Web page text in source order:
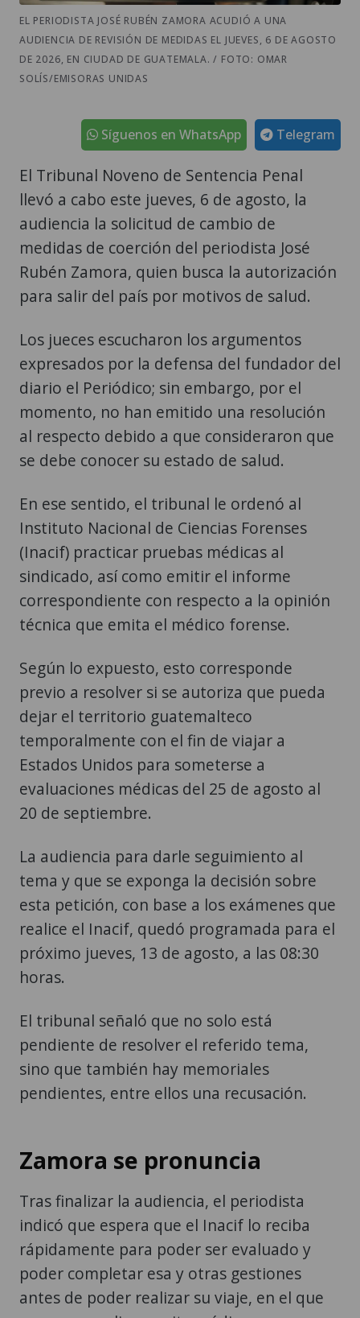
EL PERIODISTA JOSÉ RUBÉN ZAMORA ACUDIÓ A UNA
AUDIENCIA DE REVISIÓN DE MEDIDAS EL JUEVES, 6 DE AGOSTO
DE 2026, EN CIUDAD DE GUATEMALA. / FOTO: OMAR
SOLÍS/EMISORAS UNIDAS
Telegram
Síguenos en WhatsApp
El Tribunal Noveno de Sentencia Penal
llevó a cabo este jueves, 6 de agosto, la
audiencia la solicitud de cambio de
medidas de coerción del periodista José
Rubén Zamora, quien busca la autorización
para salir del país por motivos de salud.
Los jueces escucharon los argumentos
expresados por la defensa del fundador del
diario el Periódico; sin embargo, por el
momento, no han emitido una resolución
al respecto debido a que consideraron que
se debe conocer su estado de salud.
En ese sentido, el tribunal le ordenó al
Instituto Nacional de Ciencias Forenses
(Inacif) practicar pruebas médicas al
sindicado, así como emitir el informe
correspondiente con respecto a la opinión
técnica que emita el médico forense.
Según lo expuesto, esto corresponde
previo a resolver si se autoriza que pueda
dejar el territorio guatemalteco
temporalmente con el fin de viajar a
Estados Unidos para someterse a
evaluaciones médicas del 25 de agosto al
20 de septiembre.
La audiencia para darle seguimiento al
tema y que se exponga la decisión sobre
esta petición, con base a los exámenes que
realice el Inacif, quedó programada para el
próximo jueves, 13 de agosto, a las 08:30
horas.
El tribunal señaló que no solo está
pendiente de resolver el referido tema,
sino que también hay memoriales
pendientes, entre ellos una recusación.
Zamora se pronuncia
Tras finalizar la audiencia, el periodista
indicó que espera que el Inacif lo reciba
rápidamente para poder ser evaluado y
poder completar esa y otras gestiones
antes de poder realizar su viaje, en el que